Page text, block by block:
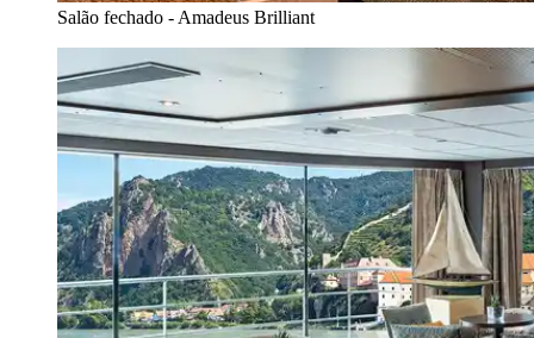
Salão fechado - Amadeus Brilliant